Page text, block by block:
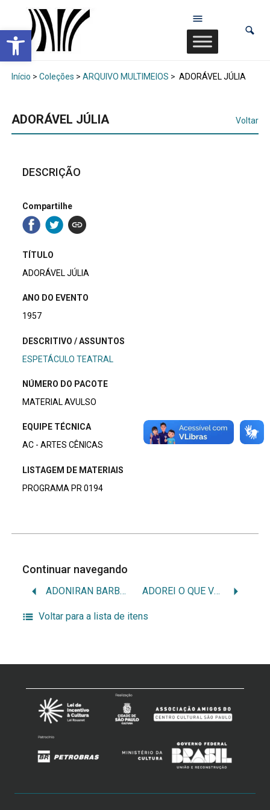
Abrir a barra de ferramentas
Início > Coleções > ARQUIVO MULTIMEIOS > ADORÁVEL JÚLIA
ADORÁVEL JÚLIA Voltar
DESCRIÇÃO
Compartilhe
TÍTULO
ADORÁVEL JÚLIA
ANO DO EVENTO
1957
DESCRITIVO / ASSUNTOS
ESPETÁCULO TEATRAL
NÚMERO DO PACOTE
MATERIAL AVULSO
EQUIPE TÉCNICA
AC - ARTES CÊNICAS
LISTAGEM DE MATERIAIS
PROGRAMA PR 0194
Continuar navegando
ADONIRAN BARBOSA ADOREI O QUE VOCÊ FEZ
Voltar para a lista de itens